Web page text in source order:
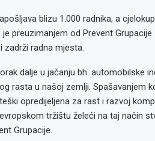
blizu 1.000 radnika, a
preuzimanjem od Prevent Grupacije
zadrži radna mjesta.
dalje u jačanju bh. automobilske
rasta u našoj zemlji. Spašavanjem
opredijeljena za rast i razvoj
tržištu želeći na taj način
Grupacije.